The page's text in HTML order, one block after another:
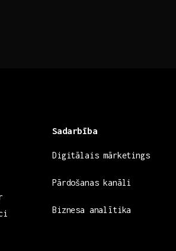
Sadarbība
Digitālais mārketings
Pārdošanas kanāli
Biznesa analītika